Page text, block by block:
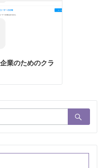
業のためのクラ